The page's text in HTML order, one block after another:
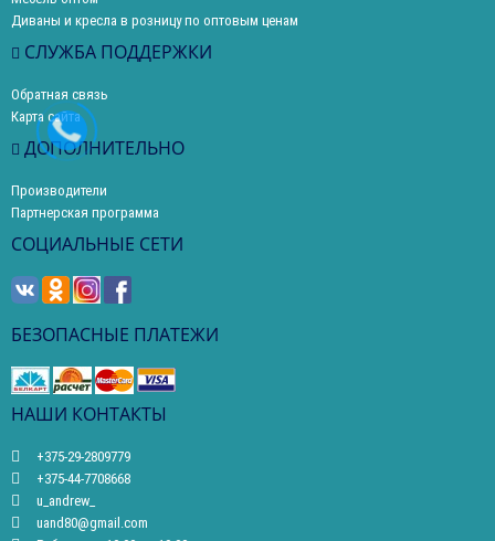
Диваны и кресла в розницу по оптовым ценам
СЛУЖБА ПОДДЕРЖКИ
Обратная связь
Карта сайта
ДОПОЛНИТЕЛЬНО
Производители
Партнерская программа
СОЦИАЛЬНЫЕ СЕТИ
БЕЗОПАСНЫЕ ПЛАТЕЖИ
НАШИ КОНТАКТЫ
+375-29-2809779
+375-44-7708668
u_andrew_
uand80@gmail.com